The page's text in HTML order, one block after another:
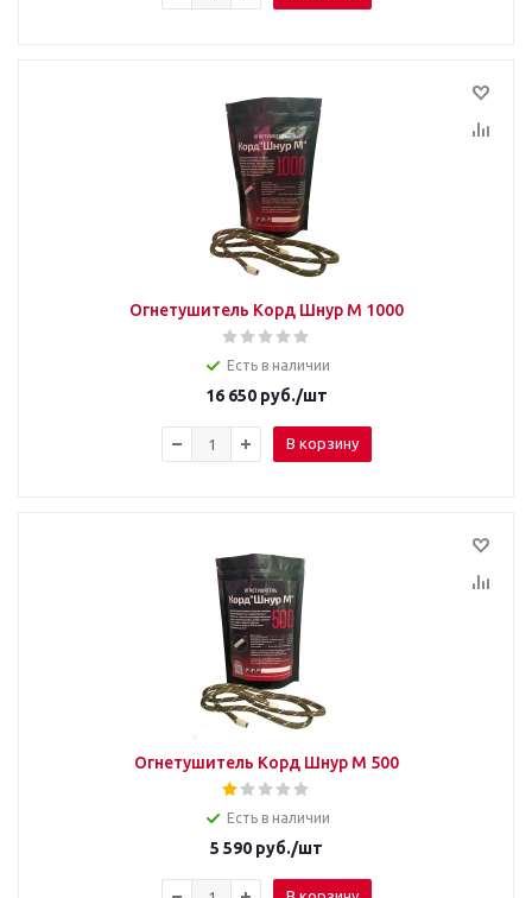
Огнетушитель Корд Шнур М 1000
Есть в наличии
16 650 руб./шт
В корзину
Огнетушитель Корд Шнур М 500
Есть в наличии
5 590 руб./шт